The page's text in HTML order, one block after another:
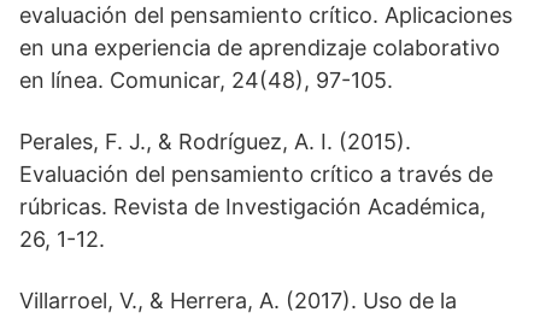
evaluación del pensamiento crítico. Aplicaciones
en una experiencia de aprendizaje colaborativo
en línea. Comunicar, 24(48), 97-105.
Perales, F. J., & Rodríguez, A. I. (2015).
Evaluación del pensamiento crítico a través de
rúbricas. Revista de Investigación Académica,
26, 1-12.
Villarroel, V., & Herrera, A. (2017). Uso de la